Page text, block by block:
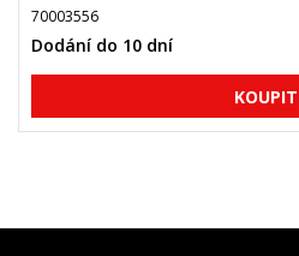
70003556
Dodání do 10 dní